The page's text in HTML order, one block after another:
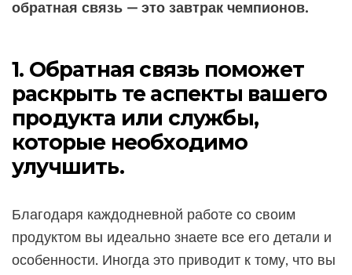
обратная связь — это завтрак чемпионов.
1. Обратная связь поможет
раскрыть те аспекты вашего
продукта или службы,
которые необходимо
улучшить.
Благодаря каждодневной работе со своим
продуктом вы идеально знаете все его детали и
особенности. Иногда это приводит к тому, что вы